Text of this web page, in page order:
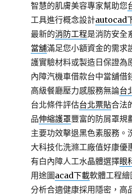
智慧的肌膚美容專家幫助您
工具進行概念設計autocad
最新的消防工程是消防安全
當舖滿足您小額資金的需求
護實驗材料或製造日保證為
內障汽機車借款台中當舖借
高級餐廳壓力感服務無論台
台北條件評估台北票貼合法
品伸縮護罩豐富的防屑罩規
主要功效擊退黑色素服務。
大科技化洗滌工廠值好康優
有白內障人工水晶體選擇眼
用途圖acad下載軟體工程
分析合適健康採用隱密，高